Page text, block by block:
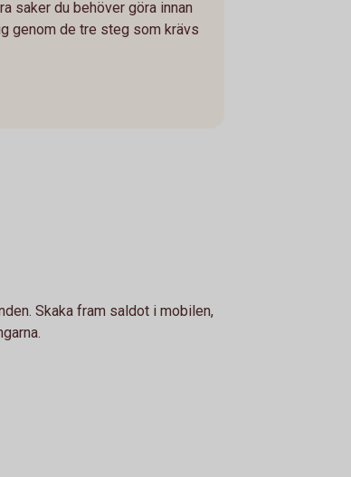
saker du behöver göra innan
genom de tre steg som krävs
Skaka fram saldot i mobilen,